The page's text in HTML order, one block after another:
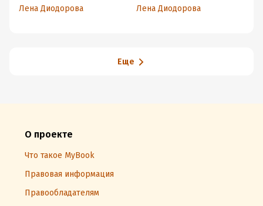
Лена Диодорова
Лена Диодорова
Еще
О проекте
Что такое MyBook
Правовая информация
Правообладателям